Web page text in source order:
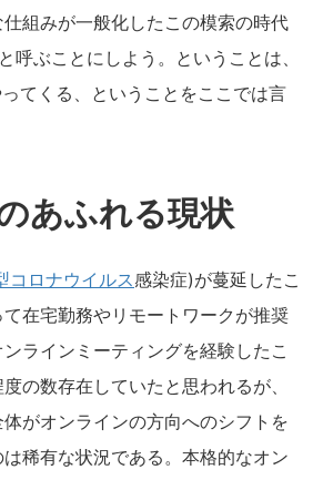
組みが一般化したこの模索の時代
呼ぶことにしよう。ということは、
てくる、ということをここでは言
あふれる現状
コロナウイルス感染症)が蔓延したこ
在宅勤務やリモートワークが推奨
ラインミーティングを経験したこ
の数存在していたと思われるが、
がオンラインの方向へのシフトを
稀有な状況である。本格的なオン